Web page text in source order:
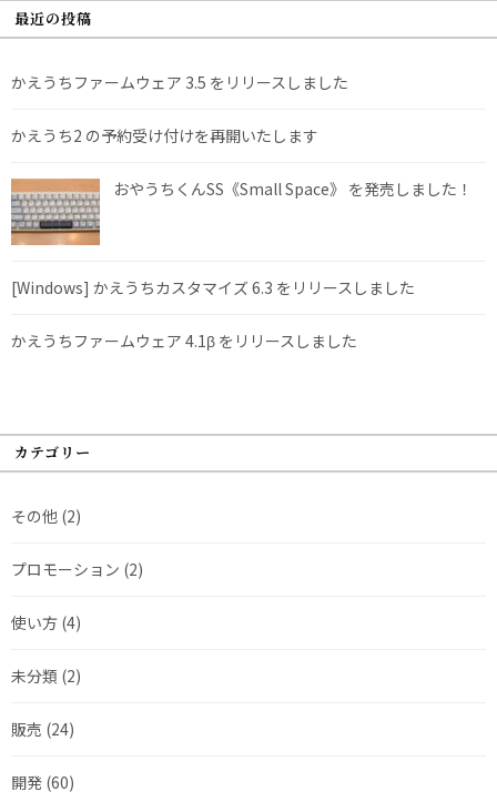
最近の投稿
かえうちファームウェア 3.5 をリリースしました
かえうち2 の予約受け付けを再開いたします
おやうちくんSS《Small Space》 を発売しました！
[Windows] かえうちカスタマイズ 6.3 をリリースしました
かえうちファームウェア 4.1β をリリースしました
カテゴリー
その他 (2)
プロモーション (2)
使い方 (4)
未分類 (2)
販売 (24)
開発 (60)